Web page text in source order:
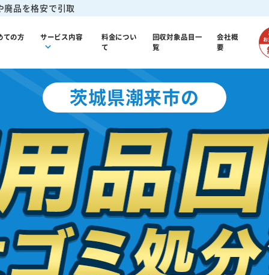
廃品を格安で引取
ての方 サービス内容
料金につい
て
回収対象品目一
覧
会社概
要
茨城県潮来市の